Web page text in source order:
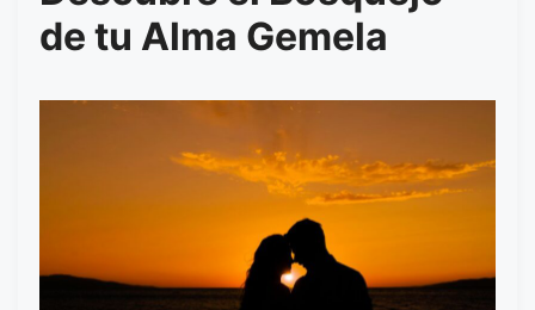
de tu Alma Gemela